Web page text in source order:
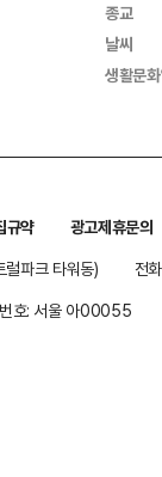
종교
날씨
생활문
규약
광고제휴문의
파크 타워동)
전
호: 서울 아00055